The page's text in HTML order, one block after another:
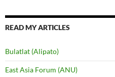
READ MY ARTICLES
Bulatlat (Alipato)
East Asia Forum (ANU)